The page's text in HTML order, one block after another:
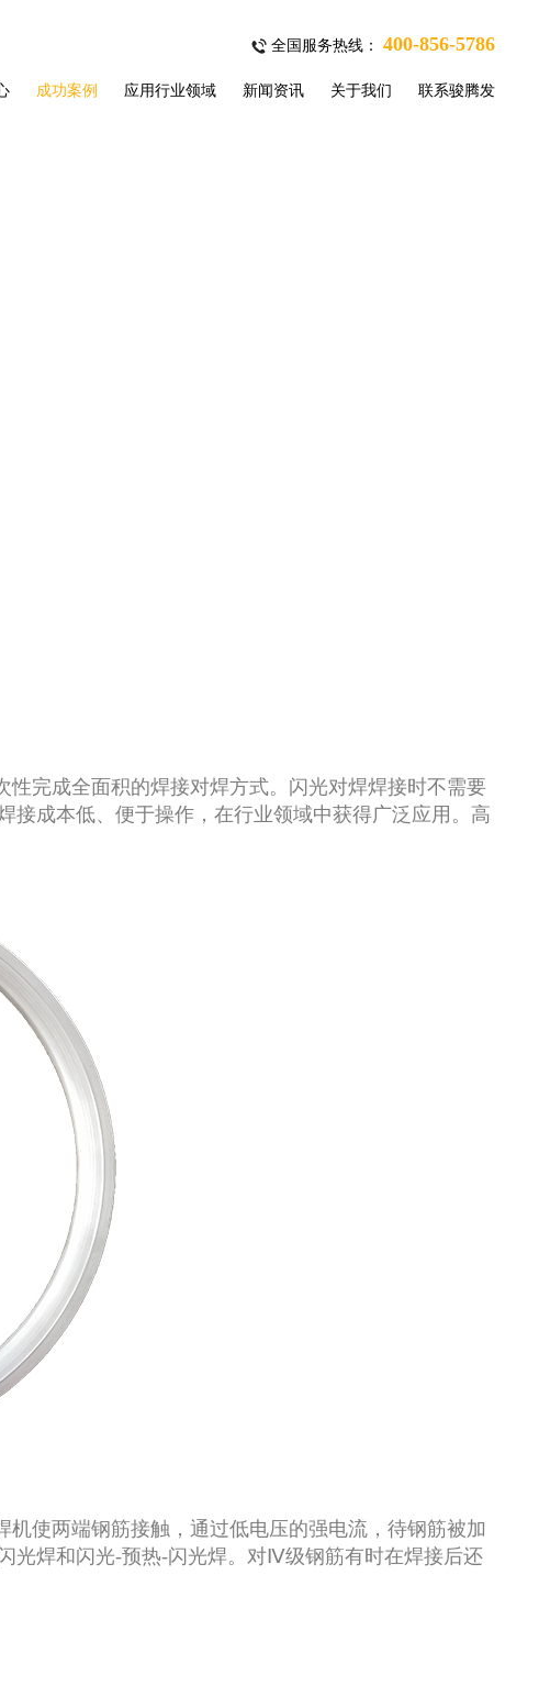
全国服务热线： 400-856-5786
成功案例 应用行业领域 新闻资讯 关于我们 联系骏腾发
完成全面积的焊接对焊方式。闪光对焊焊接时不需要
接成本低、便于操作，在行业领域中获得广泛应用。高
使两端钢筋接触，通过低电压的强电流，待钢筋被加
光焊和闪光-预热-闪光焊。对Ⅳ级钢筋有时在焊接后还